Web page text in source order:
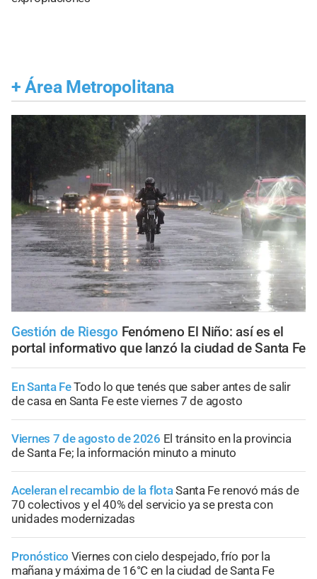
+ Área Metropolitana
Gestión de Riesgo Fenómeno El Niño: así es el
portal informativo que lanzó la ciudad de Santa Fe
En Santa FeTodo lo que tenés que saber antes de salir
de casa en Santa Fe este viernes 7 de agosto
Viernes 7 de agosto de 2026 El tránsito en la provincia
de Santa Fe; la información minuto a minuto
Aceleran el recambio de la flotaSanta Fe renovó más de
70 colectivos y el 40% del servicio ya se presta con
unidades modernizadas
Pronóstico Viernes con cielo despejado, frío por la
mañana y máxima de 16°C en la ciudad de Santa Fe